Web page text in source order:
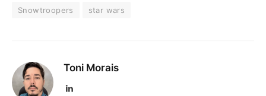
Snowtroopers
star wars
Toni Morais
LinkedIn